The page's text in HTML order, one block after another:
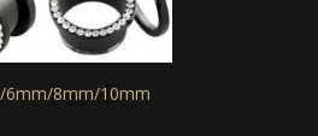
6mm/8mm/10mm